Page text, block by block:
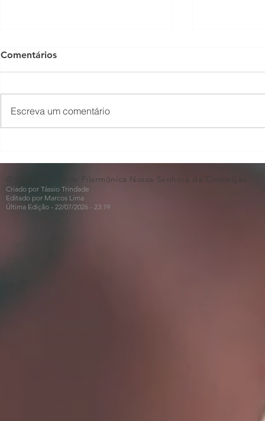
🎵🎶
ao Dia dos
Comentários
Escreva um comentário
© 2026 Sociedade Filarmônica Nossa Senhora da Conceição.
Criado por Tássio Trindade
Editado por Marcos Lima
Última Edição - 22/07/2026 - 23:19